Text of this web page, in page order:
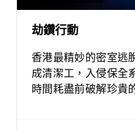
劫鑽行動
香港最精妙的密室逃
成清潔工，入侵保全
時間耗盡前破解珍貴